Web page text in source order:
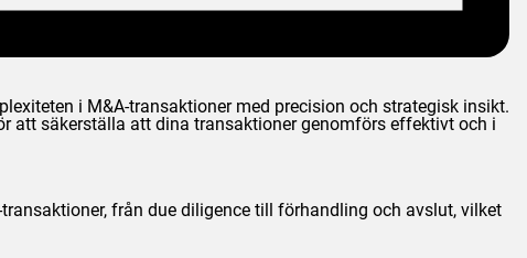
i M&A-transaktioner med precision och strategisk insikt.
att säkerställa att dina transaktioner genomförs effektivt och i
från due diligence till förhandling och avslut, vilket